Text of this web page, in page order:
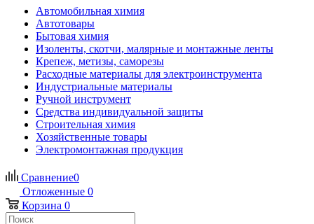
Автомобильная химия
Автотовары
Бытовая химия
Изоленты, скотчи, малярные и монтажные ленты
Крепеж, метизы, саморезы
Расходные материалы для электроинструмента
Индустриальные материалы
Ручной инструмент
Средства индивидуальной защиты
Строительная химия
Хозяйственные товары
Электромонтажная продукция
Сравнение0
Отложенные 0
Корзина 0